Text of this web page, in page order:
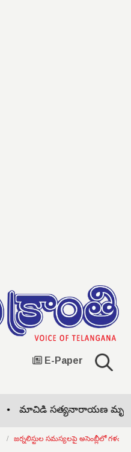
E-Paper
మాచిడి సత్యనారాయణ మృతికి
జర్నలిస్టుల సమస్యలపై అసెంబ్లీలో గళం